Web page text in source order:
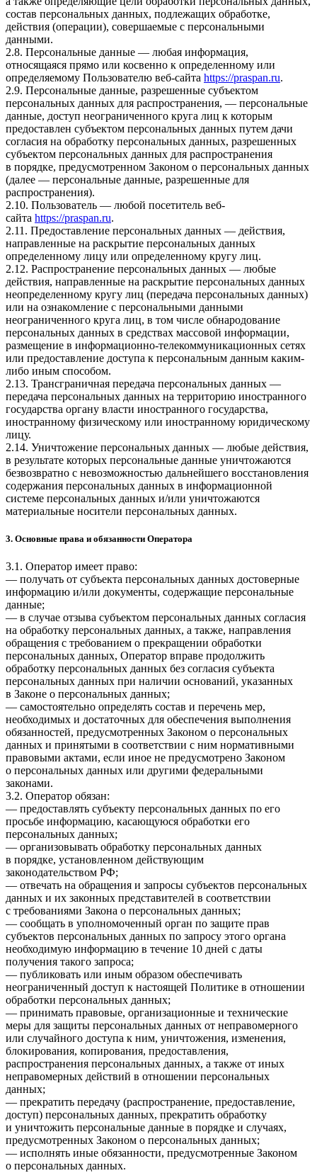
состав персональных данных, подлежащих обработке,
действия (операции), совершаемые с персональными
данными.
2.8. Персональные данные — любая информация,
относящаяся прямо или косвенно к определенному или
определяемому Пользователю веб-сайта https://praspan.ru.
2.9. Персональные данные, разрешенные субъектом
персональных данных для распространения, — персональные
данные, доступ неограниченного круга лиц к которым
предоставлен субъектом персональных данных путем дачи
согласия на обработку персональных данных, разрешенных
субъектом персональных данных для распространения
в порядке, предусмотренном Законом о персональных данных
(далее — персональные данные, разрешенные для
распространения).
2.10. Пользователь — любой посетитель веб-
сайта https://praspan.ru.
2.11. Предоставление персональных данных — действия,
направленные на раскрытие персональных данных
определенному лицу или определенному кругу лиц.
2.12. Распространение персональных данных — любые
действия, направленные на раскрытие персональных данных
неопределенному кругу лиц (передача персональных данных)
или на ознакомление с персональными данными
неограниченного круга лиц, в том числе обнародование
персональных данных в средствах массовой информации,
размещение в информационно-телекоммуникационных сетях
или предоставление доступа к персональным данным каким-
либо иным способом.
2.13. Трансграничная передача персональных данных —
передача персональных данных на территорию иностранного
государства органу власти иностранного государства,
иностранному физическому или иностранному юридическому
лицу.
2.14. Уничтожение персональных данных — любые действия,
в результате которых персональные данные уничтожаются
безвозвратно с невозможностью дальнейшего восстановления
содержания персональных данных в информационной
системе персональных данных и/или уничтожаются
материальные носители персональных данных.
3. Основные права и обязанности Оператора
3.1. Оператор имеет право:
— получать от субъекта персональных данных достоверные
информацию и/или документы, содержащие персональные
данные;
— в случае отзыва субъектом персональных данных согласия
на обработку персональных данных, а также, направления
обращения с требованием о прекращении обработки
персональных данных, Оператор вправе продолжить
обработку персональных данных без согласия субъекта
персональных данных при наличии оснований, указанных
в Законе о персональных данных;
— самостоятельно определять состав и перечень мер,
необходимых и достаточных для обеспечения выполнения
обязанностей, предусмотренных Законом о персональных
данных и принятыми в соответствии с ним нормативными
правовыми актами, если иное не предусмотрено Законом
о персональных данных или другими федеральными
законами.
3.2. Оператор обязан:
— предоставлять субъекту персональных данных по его
просьбе информацию, касающуюся обработки его
персональных данных;
— организовывать обработку персональных данных
в порядке, установленном действующим
законодательством РФ;
— отвечать на обращения и запросы субъектов персональных
данных и их законных представителей в соответствии
с требованиями Закона о персональных данных;
— сообщать в уполномоченный орган по защите прав
субъектов персональных данных по запросу этого органа
необходимую информацию в течение 10 дней с даты
получения такого запроса;
— публиковать или иным образом обеспечивать
неограниченный доступ к настоящей Политике в отношении
обработки персональных данных;
— принимать правовые, организационные и технические
меры для защиты персональных данных от неправомерного
или случайного доступа к ним, уничтожения, изменения,
блокирования, копирования, предоставления,
распространения персональных данных, а также от иных
неправомерных действий в отношении персональных
данных;
— прекратить передачу (распространение, предоставление,
доступ) персональных данных, прекратить обработку
и уничтожить персональные данные в порядке и случаях,
предусмотренных Законом о персональных данных;
— исполнять иные обязанности, предусмотренные Законом
о персональных данных.